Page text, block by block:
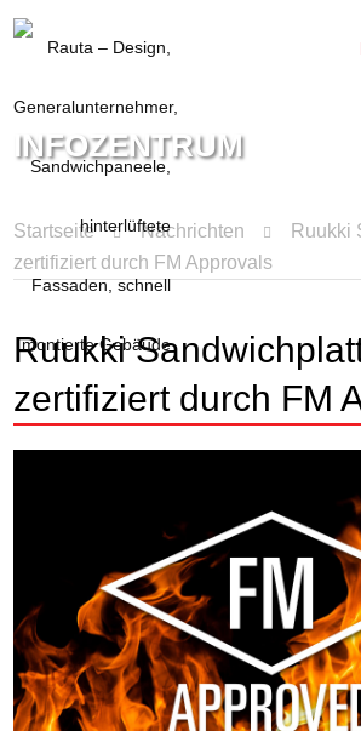
INFOZENTRUM
Startseite Nachrichten
Ruukki
zertifiziert durch FM Approvals
Ruukki
zertifiziert durch FM